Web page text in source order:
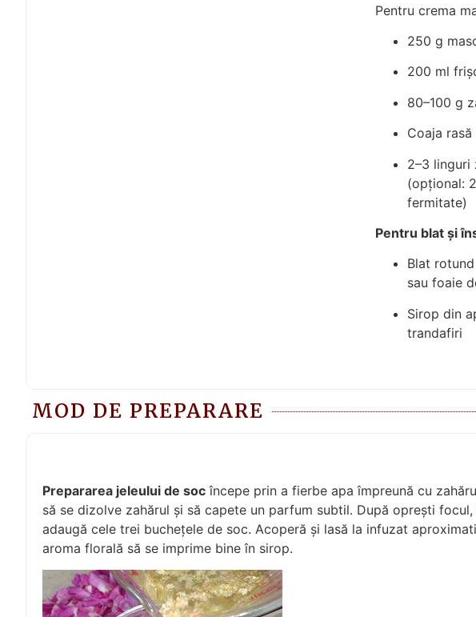
Pentru crema
250 g
200 ml
80–100 g
Coaja
2–3 linguri
(opțional:
fermitate)
Pentru blat și
Blat
sau foaie
Sirop din
trandafiri
MOD DE PREPARARE
Prepararea jeleului de soc începe prin a fierbe apa împreună cu
să se dizolve zahărul și să capete un parfum subtil. După oprești
adaugă cele trei buchețele de soc. Acoperă și lasă la infuzat
aroma florală să se imprime bine în sirop.